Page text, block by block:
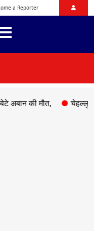
a Reporter
की मौत, ●चेहल्लुम पर